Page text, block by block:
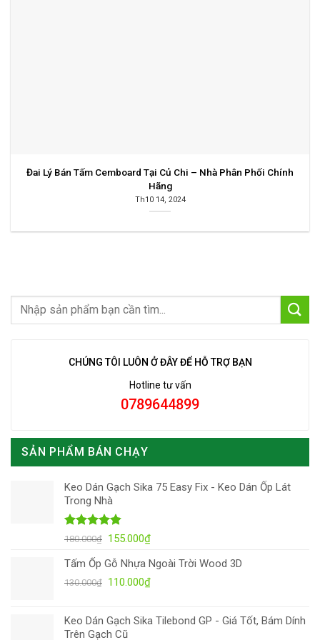
Đai Lý Bán Tấm Cemboard Tại Củ Chi – Nhà Phân Phối Chính
Hãng
Th10 14, 2024
CHÚNG TÔI LUÔN Ở ĐÂY ĐỂ HỖ TRỢ BẠN
Hotline tư vấn
0789644899
SẢN PHẨM BÁN CHẠY
Keo Dán Gạch Sika 75 Easy Fix - Keo Dán Ốp Lát
Trong Nhà
Được xếp
5 sao
180.000₫ Giá
là:
180.000₫.
155.000₫Giá
tại
là:
Tấm Ốp Gỗ Nhựa Ngoài Trời Wood 3D
130.000₫ Giá
130.000₫.
110.000₫Giá
là:
Keo Dán Gạch Sika Tilebond GP - Giá Tốt, Bám Dính
Trên Gạch Cũ